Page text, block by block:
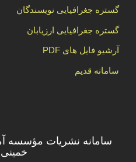
گستره جغرافیایی نویسندگان
گستره جغرافیایی ارزیابان
آرشیو فایل های PDF
سامانه قدیم
سامانه نشریات مؤسسه